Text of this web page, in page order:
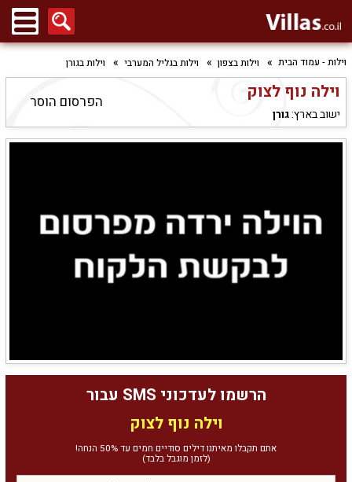
וילות - עמוד הבית וילות בצפון וילות בגליל המערבי וילות בגורן
וילה נוף לצוק
ישוב בארץ:גורן
הפרסום הוסר
הרשמו לעדכוני SMS עבור
וילה נוף לצוק
אתם תקבלו מאיתנו דילים סודיים חמים עד 50% הנחה!
(לזמן מוגבל בלבד)